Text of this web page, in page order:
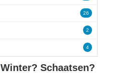
Winter? Schaatsen?
26
2
4